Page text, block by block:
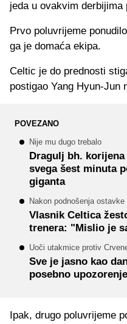
jeda u ovakvim derbijima
Prvo poluvrijeme
ga je domaća ekipa.
Celtic je do prednosti
postigao Yang Hyun-Jun
POVEZANO
Nije mu dugo trebalo
Dragulj bh.
svega šest minuta
giganta
Nakon podnošenja ostavke
Vlasnik Celtica
trenera: "Mislio je
Uoči utakmice protiv
Sve je jasno kao
posebno
Ipak, drugo poluvrijeme